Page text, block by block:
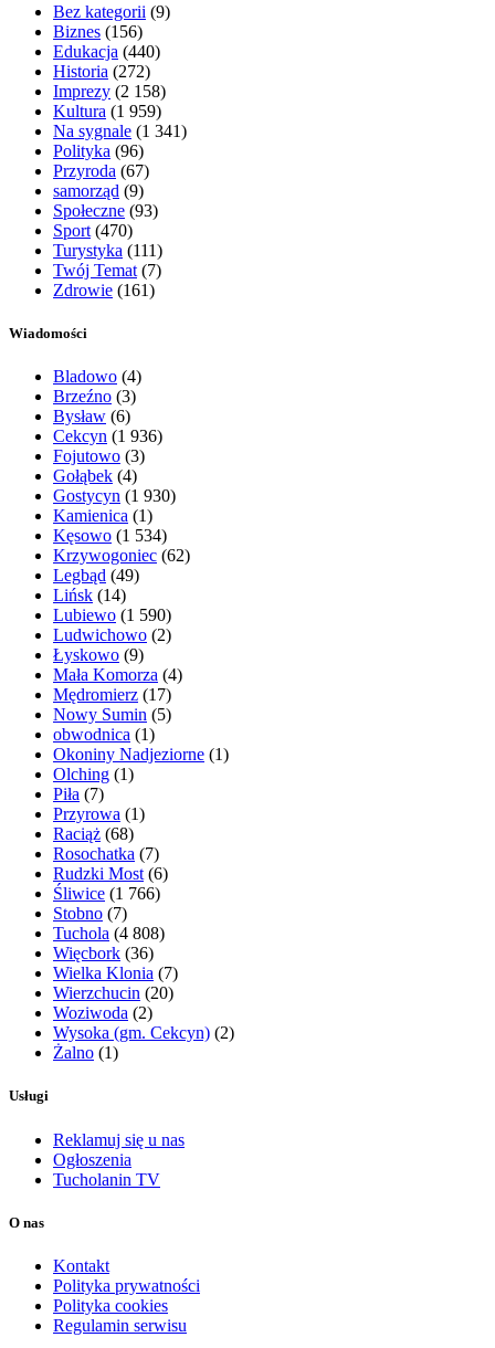
Bez kategorii (9)
Biznes (156)
Edukacja (440)
Historia (272)
Imprezy (2 158)
Kultura (1 959)
Na sygnale (1 341)
Polityka (96)
Przyroda (67)
samorząd (9)
Społeczne (93)
Sport (470)
Turystyka (111)
Twój Temat (7)
Zdrowie (161)
Wiadomości
Bladowo (4)
Brzeźno (3)
Bysław (6)
Cekcyn (1 936)
Fojutowo (3)
Gołąbek (4)
Gostycyn (1 930)
Kamienica (1)
Kęsowo (1 534)
Krzywogoniec (62)
Legbąd (49)
Lińsk (14)
Lubiewo (1 590)
Ludwichowo (2)
Łyskowo (9)
Mała Komorza (4)
Mędromierz (17)
Nowy Sumin (5)
obwodnica (1)
Okoniny Nadjeziorne (1)
Olching (1)
Piła (7)
Przyrowa (1)
Raciąż (68)
Rosochatka (7)
Rudzki Most (6)
Śliwice (1 766)
Stobno (7)
Tuchola (4 808)
Więcbork (36)
Wielka Klonia (7)
Wierzchucin (20)
Woziwoda (2)
Wysoka (gm. Cekcyn) (2)
Żalno (1)
Usługi
Reklamuj się u nas
Ogłoszenia
Tucholanin TV
O nas
Kontakt
Polityka prywatności
Polityka cookies
Regulamin serwisu